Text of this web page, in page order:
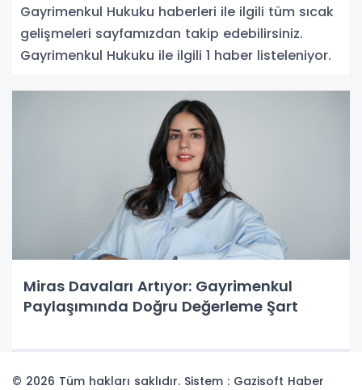
Gayrimenkul Hukuku haberleri ile ilgili tüm sıcak
gelişmeleri sayfamızdan takip edebilirsiniz.
Gayrimenkul Hukuku ile ilgili 1 haber listeleniyor.
Miras Davaları Artıyor: Gayrimenkul
Paylaşımında Doğru Değerleme Şart
© 2026 Tüm hakları saklıdır. Sistem : Gazisoft Haber